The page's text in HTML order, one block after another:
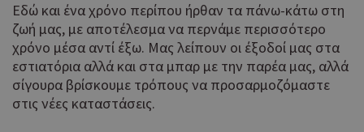
Εδώ και ένα χρόνο περίπου ήρθαν τα πάνω-κάτω στη
ζωή μας, με αποτέλεσμα να περνάμε περισσότερο
χρόνο μέσα αντί έξω. Μας λείπουν οι έξοδοί μας στα
εστιατόρια αλλά και στα μπαρ με την παρέα μας, αλλά
σίγουρα βρίσκουμε τρόπους να προσαρμοζόμαστε
στις νέες καταστάσεις.